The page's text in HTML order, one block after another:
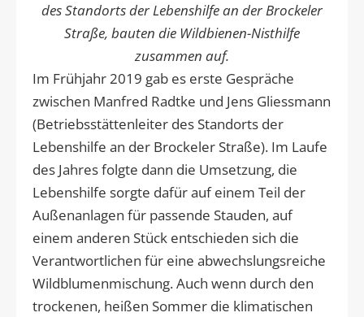
des Standorts der Lebenshilfe an der Brockeler
Straße, bauten die Wildbienen-Nisthilfe
zusammen auf.
Im Frühjahr 2019 gab es erste Gespräche
zwischen Manfred Radtke und Jens Gliessmann
(Betriebsstättenleiter des Standorts der
Lebenshilfe an der Brockeler Straße). Im Laufe
des Jahres folgte dann die Umsetzung, die
Lebenshilfe sorgte dafür auf einem Teil der
Außenanlagen für passende Stauden, auf
einem anderen Stück entschieden sich die
Verantwortlichen für eine abwechslungsreiche
Wildblumenmischung. Auch wenn durch den
trockenen, heißen Sommer die klimatischen